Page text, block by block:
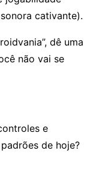
cativante).
dê uma
não vai se
e
de hoje?